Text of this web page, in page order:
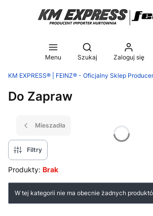
Menu
Otwórz
Szukaj Zaloguj się
KM EXPRESS® | FEINZ® - Oficjalny Sklep
Do Zapraw
Mieszadła
Filtry
Produkty: Brak
Lista produktów
W tej kategorii nie ma obecnie żadnych